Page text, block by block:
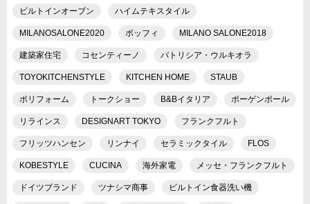
ビルトインオーブン ハイムテキスタイル
MILANOSALONE2020 ボッフィ MILANO SALONE2018
建築家住宅 コセンティーノ パトリシア・ウルキオラ
TOYOKITCHENSTYLE KITCHEN HOME STAUB
ポリフォーム トークショー B&Bイタリア ポーゲンポール
リラインス DESIGNART TOKYO フランクフルト
フリッツハンセン リンナイ セラミックタイル FLOS
KOBESTYLE CUCINA 海外家電 メッセ・フランクフルト
ドイツブランド ツナシマ商事 ビルトイン食器洗い機